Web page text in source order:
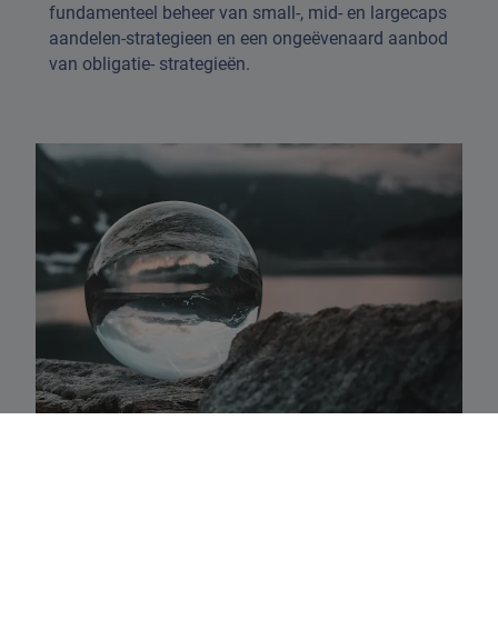
fundamenteel beheer van small-, mid- en largecaps
aandelen-strategieen en een ongeëvenaard aanbod
van obligatie- strategieën.